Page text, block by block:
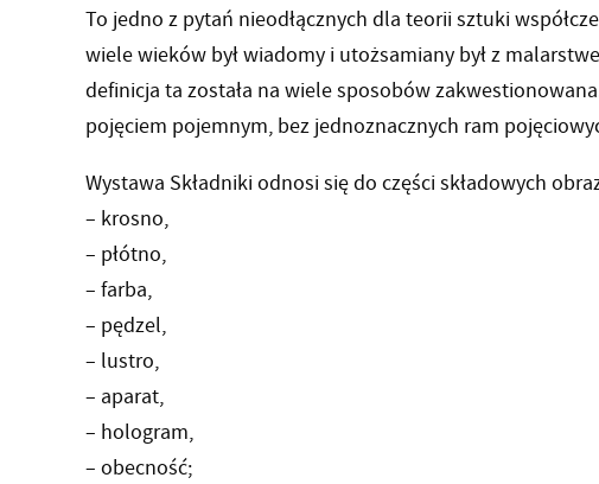
To jedno z pytań nieodłącznych dla teorii sztuki
wiele wieków był wiadomy i utożsamiany był z
definicja ta została na wiele sposobów
pojęciem pojemnym, bez jednoznacznych ram
Wystawa Składniki odnosi się do części składowych
– krosno,
– płótno,
– farba,
– pędzel,
– lustro,
– aparat,
– hologram,
– obecność;